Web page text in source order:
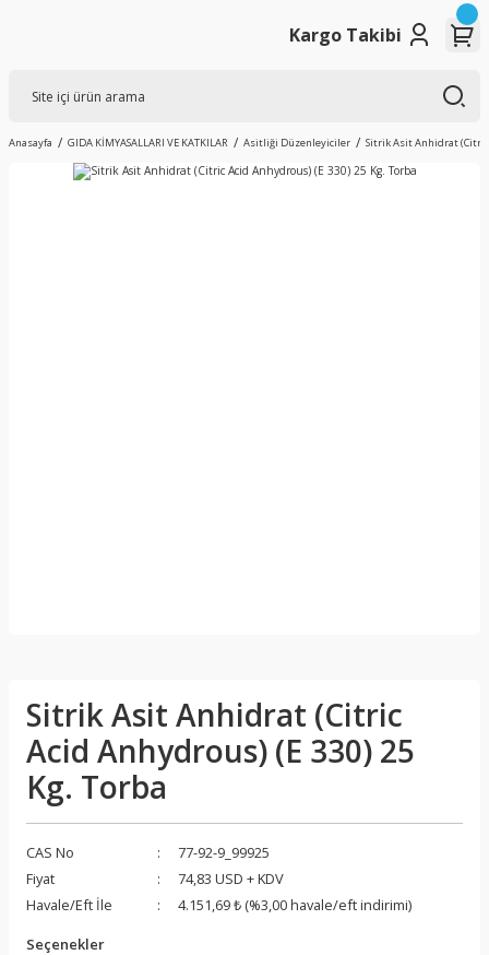
Kargo Takibi
Anasayfa GIDA KİMYASALLARI VE KATKILAR Asitliği Düzenleyiciler Sitrik Asit Anhidrat (Citric
Sitrik Asit Anhidrat (Citric
Acid Anhydrous) (E 330) 25
Kg. Torba
CAS No
77-92-9_99925
Fiyat
74,83 USD + KDV
Havale/Eft İle
4.151,69 ₺ (%3,00 havale/eft indirimi)
Seçenekler